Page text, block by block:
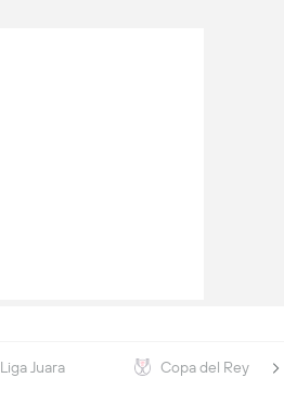
Liga Juara Copa del Rey